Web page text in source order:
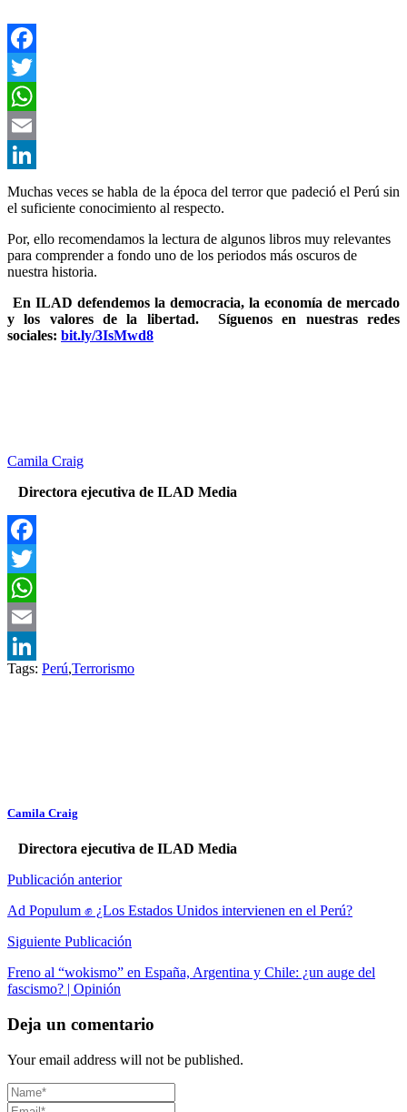
Facebook
Twitter
WhatsApp
Email
LinkedIn
Muchas veces se habla de la época del terror que padeció el Perú sin
el suficiente conocimiento al respecto.
Por, ello recomendamos la lectura de algunos libros muy relevantes
para comprender a fondo uno de los periodos más oscuros de
nuestra historia.
En ILAD defendemos la democracia, la economía de mercado
y los valores de la libertad.
Síguenos en nuestras redes
sociales: bit.ly/3IsMwd8
Camila Craig
Directora ejecutiva de ILAD Media
Facebook
Twitter
WhatsApp
Email
LinkedIn
Tags: Perú,Terrorismo
Camila Craig
Directora ejecutiva de ILAD Media
Publicación anterior
Ad Populum ✊ ¿Los Estados Unidos intervienen en el Perú?
Siguiente Publicación
Freno al “wokismo” en España, Argentina y Chile: ¿un auge del
fascismo? | Opinión
Deja un comentario
Your email address will not be published.